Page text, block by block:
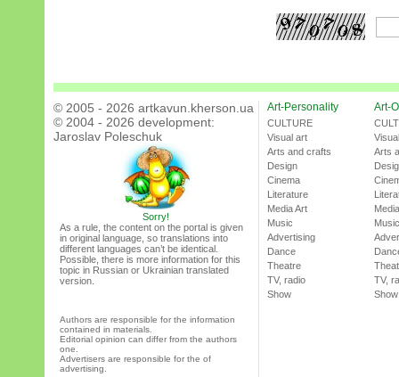
© 2005 - 2026 artkavun.kherson.ua
© 2004 - 2026 development:
Jaroslav Poleschuk
Sorry!
As a rule, the content on the portal is given
in original language, so translations into
different languages can’t be identical.
Possible, there is more information for this
topic in Russian or Ukrainian translated
version.
Authors are responsible for the information
contained in materials.
Editorial opinion can differ from the authors
one.
Advertisers are responsible for the of
advertising.
Art-Personality
CULTURE
Visual art
Arts and crafts
Design
Cinema
Literature
Media Art
Music
Advertising
Dance
Theatre
TV, radio
Show
Art-
Arts
Music
TV,
Show